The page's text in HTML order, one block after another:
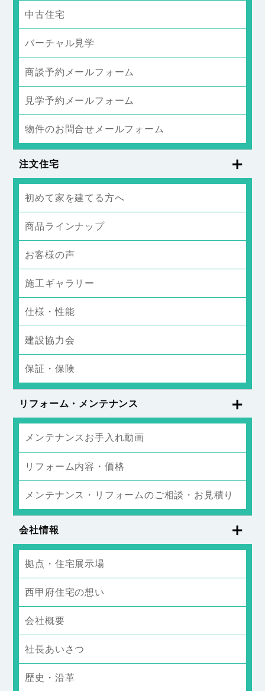
中古住宅
バーチャル見学
商談予約メールフォーム
見学予約メールフォーム
物件のお問合せメールフォーム
注文住宅
初めて家を建てる方へ
商品ラインナップ
お客様の声
施工ギャラリー
仕様・性能
建設協力会
保証・保険
リフォーム・メンテナンス
メンテナンスお手入れ動画
リフォーム内容・価格
メンテナンス・リフォームのご相談・お見積り
会社情報
拠点・住宅展示場
西甲府住宅の想い
会社概要
社長あいさつ
歴史・沿革